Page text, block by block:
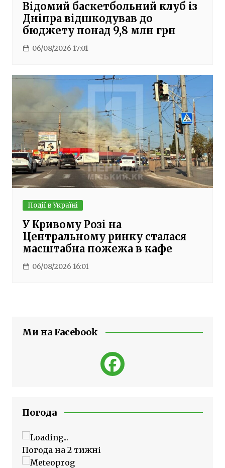
Відомий баскетбольний клуб із
Дніпра відшкодував до
бюджету понад 9,8 млн грн
06/08/2026 17:01
Події в Україні
У Кривому Розі на
Центральному ринку сталася
масштабна пожежа в кафе
06/08/2026 16:01
Ми на Facebook
Погода
Погода на 2 тижні